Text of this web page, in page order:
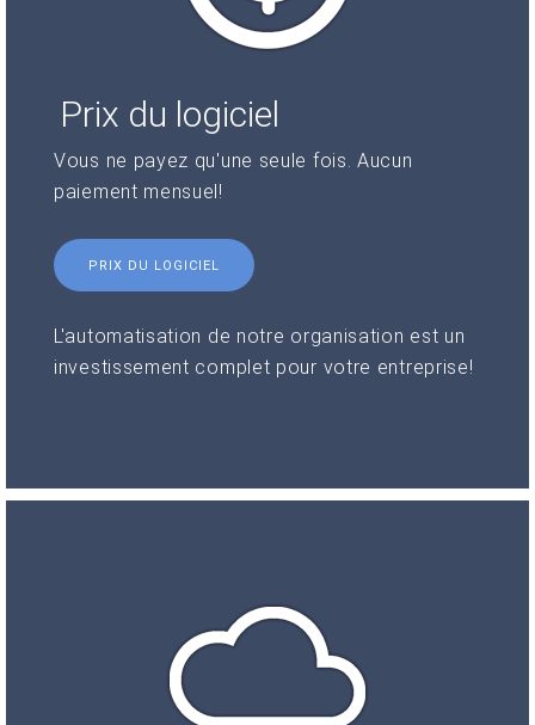
Prix du logiciel
Vous ne payez qu'une seule fois. Aucun
paiement mensuel!
PRIX DU LOGICIEL
L'automatisation de notre organisation est un
investissement complet pour votre entreprise!